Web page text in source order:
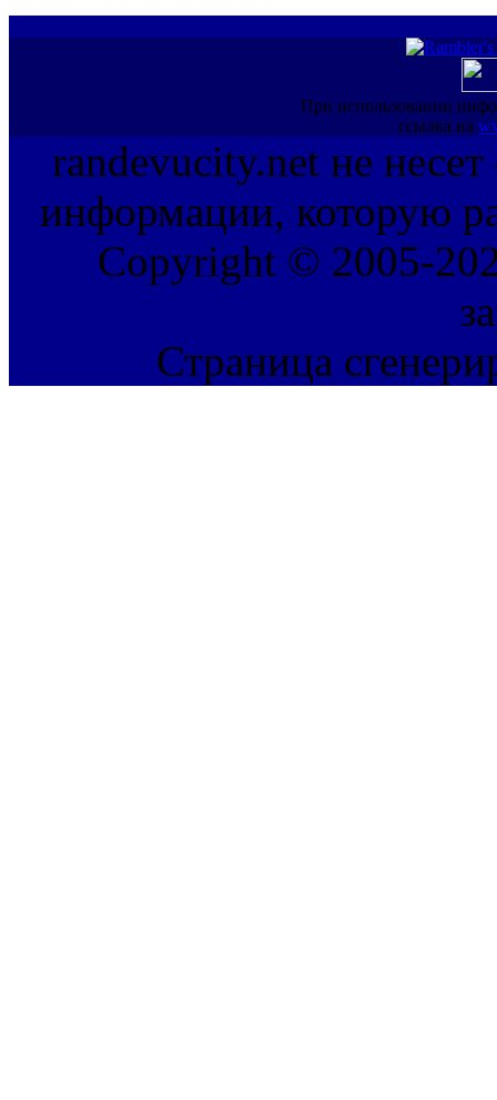
При использовании
ссылка на
randevucity.net не несет
информации, которую
Copyright © 2005-
Страница